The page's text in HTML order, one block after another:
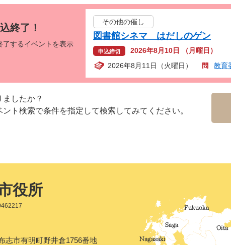
終了！
了するイベントを表示
その他の催し
図書館シネマ はだしのゲン
申込締切
2026年8月10日 （月曜日）
2026年8月11日（火曜日）
教育
したか？
ト検索で条件を指定して検索してみてください。
役所
市有明町野井倉1756番地